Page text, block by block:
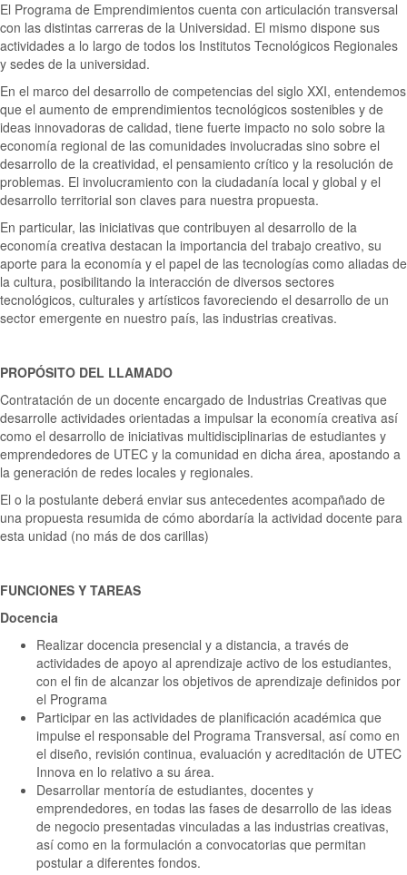
El Programa de Emprendimientos cuenta con articulación transversal
con las distintas carreras de la Universidad. El mismo dispone sus
actividades a lo largo de todos los Institutos Tecnológicos Regionales
y sedes de la universidad.
En el marco del desarrollo de competencias del siglo XXI, entendemos
que el aumento de emprendimientos tecnológicos sostenibles y de
ideas innovadoras de calidad, tiene fuerte impacto no solo sobre la
economía regional de las comunidades involucradas sino sobre el
desarrollo de la creatividad, el pensamiento crítico y la resolución de
problemas. El involucramiento con la ciudadanía local y global y el
desarrollo territorial son claves para nuestra propuesta.
En particular, las iniciativas que contribuyen al desarrollo de la
economía creativa destacan la importancia del trabajo creativo, su
aporte para la economía y el papel de las tecnologías como aliadas de
la cultura, posibilitando la interacción de diversos sectores
tecnológicos, culturales y artísticos favoreciendo el desarrollo de un
sector emergente en nuestro país, las industrias creativas.
PROPÓSITO DEL LLAMADO
Contratación de un docente encargado de Industrias Creativas que
desarrolle actividades orientadas a impulsar la economía creativa así
como el desarrollo de iniciativas multidisciplinarias de estudiantes y
emprendedores de UTEC y la comunidad en dicha área, apostando a
la generación de redes locales y regionales.
El o la postulante deberá enviar sus antecedentes acompañado de
una propuesta resumida de cómo abordaría la actividad docente para
esta unidad (no más de dos carillas)
FUNCIONES Y TAREAS
Docencia
Realizar docencia presencial y a distancia, a través de
actividades de apoyo al aprendizaje activo de los estudiantes,
con el fin de alcanzar los objetivos de aprendizaje definidos por
el Programa
Participar en las actividades de planificación académica que
impulse el responsable del Programa Transversal, así como en
el diseño, revisión continua, evaluación y acreditación de UTEC
Innova en lo relativo a su área.
Desarrollar mentoría de estudiantes, docentes y
emprendedores, en todas las fases de desarrollo de las ideas
de negocio presentadas vinculadas a las industrias creativas,
así como en la formulación a convocatorias que permitan
postular a diferentes fondos.